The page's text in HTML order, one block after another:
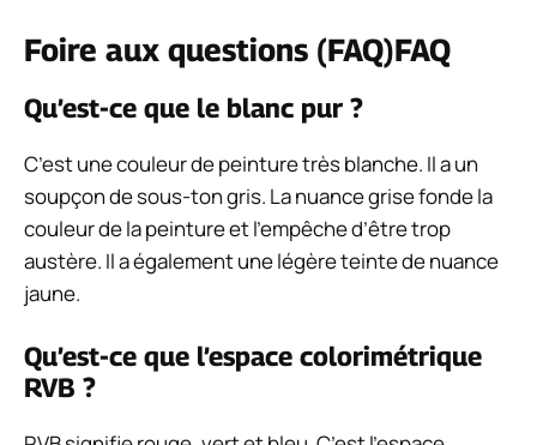
Foire aux questions (FAQ)FAQ
Qu’est-ce que le blanc pur ?
C’est une couleur de peinture très blanche. Il a un
soupçon de sous-ton gris. La nuance grise fonde la
couleur de la peinture et l’empêche d’être trop
austère. Il a également une légère teinte de nuance
jaune.
Qu’est-ce que l’espace colorimétrique
RVB ?